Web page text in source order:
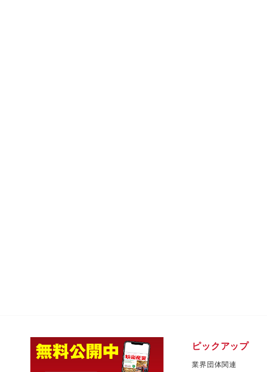
ピックアップ
業界団体関連